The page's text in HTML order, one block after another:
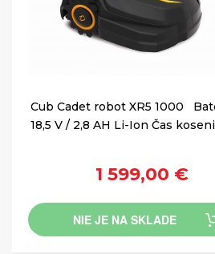
Cub Cadet robot XR5 1000
18,5 V / 2,8 AH Li-Ion Čas
1 599,00 €
NIE JE NA SKLADE